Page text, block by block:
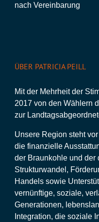
nach Vereinbarung
ÜBER PATRICIA PEILL
Mit der Mehrheit der
2017 von den Wählern
zur
Unsere Region steht
die finanzielle
der Braunkohle und der
Strukturwandel,
Handels sowie
vernünftige, soziale,
Generationen,
Integration, die soziale